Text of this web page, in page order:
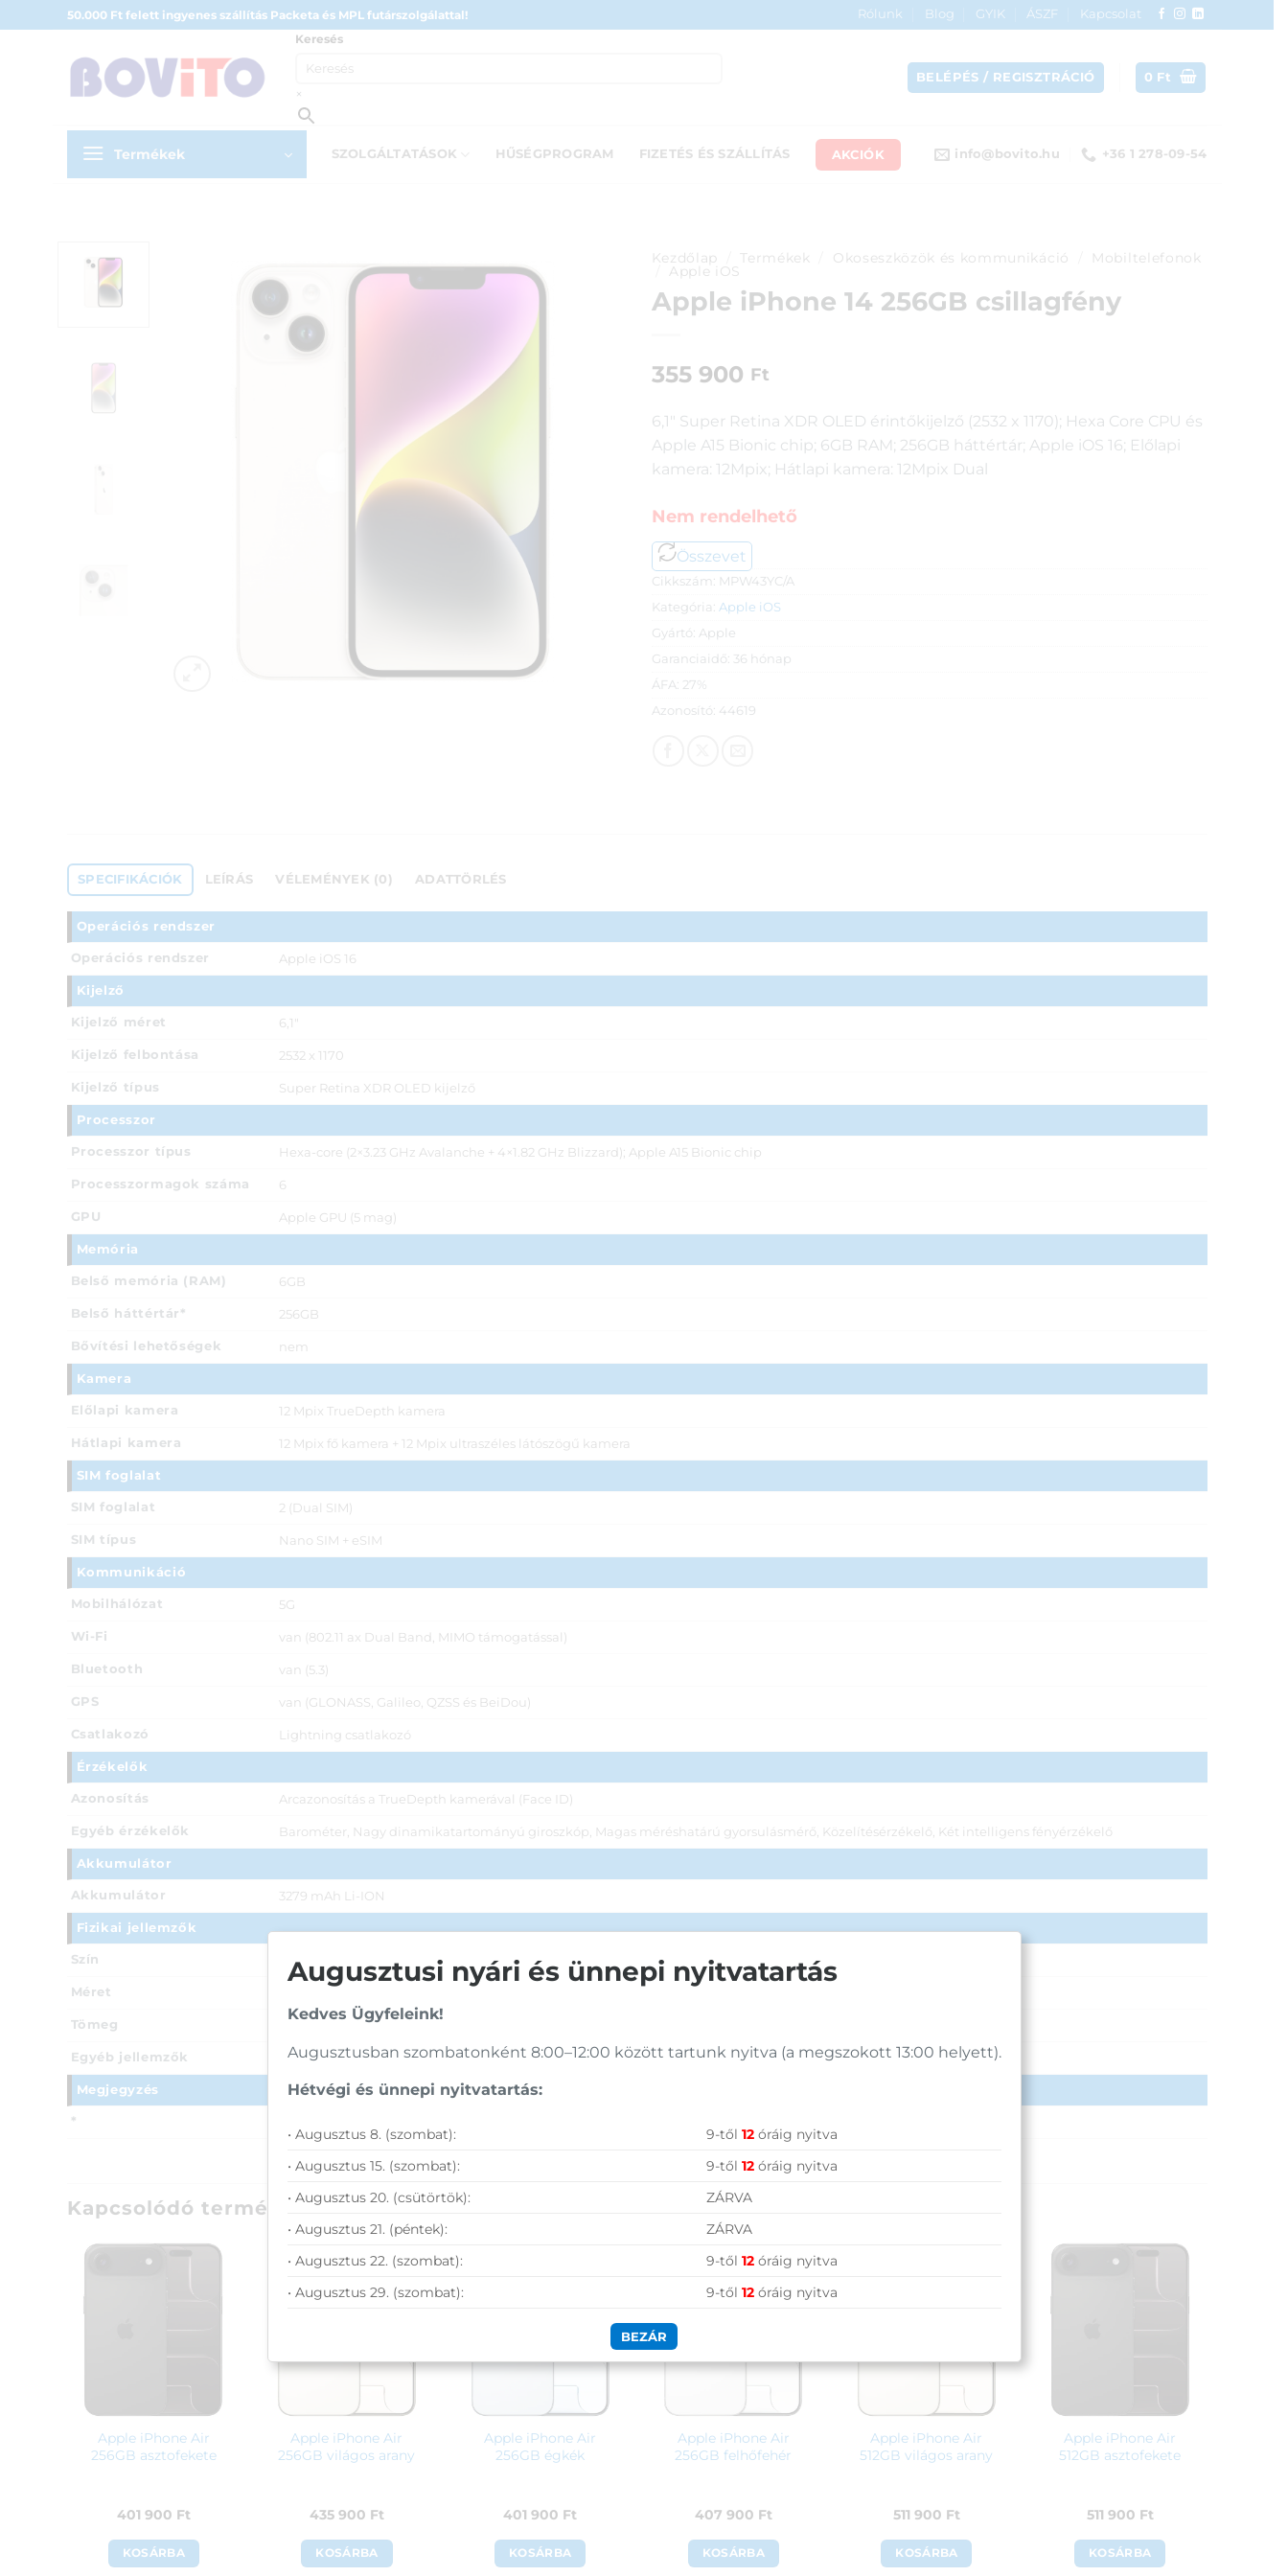
to
50.000 Ft felett ingyenes szállítás Packeta és MPL futárszolgálattal! Rólunk Blog GYIK ÁSZF
Kapcsolat
Keresés
×
BELÉPÉS / REGISZTRÁCIÓ 0 Ft
Termékek SZOLGÁLTATÁSOK HŰSÉGPROGRAM FIZETÉS ÉS SZÁLLÍTÁS AKCIÓK info@bovito.hu +36 1 278-09-54
Kezdőlap Termékek Okoseszközök és kommunikáció
Mobiltelefonok
Apple iOS
Apple iPhone 14 256GB csillagfény
355 900 Ft
6,1″ Super Retina XDR OLED érintőkijelző (2532 x 1170); Hexa Core CPU és
Apple A15 Bionic chip; 6GB RAM; 256GB háttértár; Apple iOS 16; Előlapi
kamera: 12Mpix; Hátlapi kamera: 12Mpix Dual
Nem rendelhető
Összevet
Cikkszám: MPW43YC/A
Kategória: Apple iOS
Gyártó: Apple
Garanciaidő: 36 hónap
ÁFA: 27%
Azonosító: 44619
SPECIFIKÁCIÓK LEÍRÁS VÉLEMÉNYEK (0) ADATTÖRLÉS
Operációs rendszer
Operációs rendszer Apple iOS 16
Kijelző
Kijelző méret 6,1"
Kijelző felbontása 2532 x 1170
Kijelző típus Super Retina XDR OLED kijel­ző
Processzor
Processzor típus Hexa-core (2×3.23 GHz Avalanche + 4×1.82 GHz Blizzard); Apple A15 Bionic chip
Processzormagok száma 6
GPU Apple GPU (5 mag)
Memória
Belső memória (RAM) 6GB
Belső háttértár* 256GB
Bővítési lehetőségek nem
Kamera
Előlapi kamera 12 Mpix TrueDepth kamera
Hátlapi kamera 12 Mpix fő kamera + 12 Mpix ultraszéles látószögű kamera
SIM foglalat
SIM foglalat 2 (Dual SIM)
SIM típus Nano SIM + eSIM
Kommunikáció
Mobilhálózat 5G
Wi-Fi van (802.11 ax Dual Band, MIMO támogatással)
Bluetooth van (5.3)
GPS van (GLONASS, Galileo, QZSS és BeiDou)
Csatlakozó Lightning csatlakozó
Érzékelők
Azonosítás Arcazonosítás a TrueDepth kamerával (Face ID)
Egyéb érzékelők Barométer, Nagy dinamikatartományú giroszkóp, Magas méréshatárú gyorsulásmérő, Közelítésérzékelő, Két intelligens fényérzékelő
Akkumulátor
Akkumulátor 3279 mAh Li-ION
Fizikai jellemzők
Szín Csillagfény
Méret
Tömeg
Egyéb jellemzők Porálló, 6 méteres mélységig, 30 percig vízálló, Vezeték nélküli töltés, Apple Pay
Megjegyzés
*
Kapcsolódó termékek
Apple iPhone Air
256GB asztofekete
401 900 Ft
KOSÁRBA
Apple iPhone Air
256GB világos arany
435 900 Ft
KOSÁRBA
Apple iPhone Air
256GB égkék
401 900 Ft
KOSÁRBA
Apple iPhone Air
256GB felhőfehér
407 900 Ft
KOSÁRBA
Apple iPhone Air
512GB világos arany
511 900 Ft
KOSÁRBA
Apple iPhone Air
512GB asztofekete
511 900 Ft
KOSÁRBA
Augusztusi nyári és ünnepi nyitvatartás
Kedves Ügyfeleink!
Augusztusban szombatonként 8:00–12:00 között tartunk nyitva (a megszokott 13:00 helyett).
Hétvégi és ünnepi nyitvatartás:
• Augusztus 8. (szombat): 9-től 12óráig nyitva
• Augusztus 15. (szombat):
9-től 12óráig nyitva
• Augusztus 20. (csütörtök):
ZÁRVA
• Augusztus 21. (péntek):
ZÁRVA
• Augusztus 22. (szombat):
9-től 12óráig nyitva
• Augusztus 29. (szombat):
9-től 12óráig nyitva
BEZÁR